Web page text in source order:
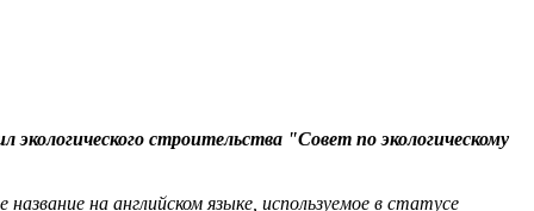
строительства "Совет по экологическому
название на английском языке, используемое в статусе